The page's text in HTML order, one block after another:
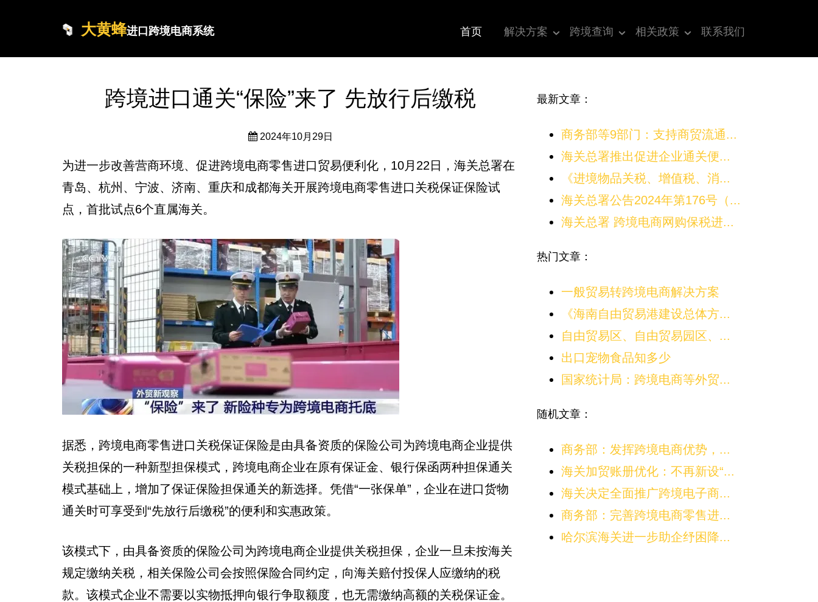
大黄蜂进口跨境电商系统 首页 解决方案 跨境查询 相关政策 联系我们
跨境进口通关“保险”来了 先放行后缴税
2024年10月29日
为进一步改善营商环境、促进跨境电商零售进口贸易便利化，10月22日，海关总署在
青岛、杭州、宁波、济南、重庆和成都海关开展跨境电商零售进口关税保证保险试
点，首批试点6个直属海关。
据悉，跨境电商零售进口关税保证保险是由具备资质的保险公司为跨境电商企业提供
关税担保的一种新型担保模式，跨境电商企业在原有保证金、银行保函两种担保通关
模式基础上，增加了保证保险担保通关的新选择。凭借“一张保单”，企业在进口货物
通关时可享受到“先放行后缴税”的便利和实惠政策。
该模式下，由具备资质的保险公司为跨境电商企业提供关税担保，企业一旦未按海关
规定缴纳关税，相关保险公司会按照保险合同约定，向海关赔付投保人应缴纳的税
款。该模式企业不需要以实物抵押向银行争取额度，也无需缴纳高额的关税保证金。
最新文章：
商务部等9部门：支持商贸流通...
海关总署推出促进企业通关便...
《进境物品关税、增值税、消...
海关总署公告2024年第176号（...
海关总署 跨境电商网购保税进...
热门文章：
一般贸易转跨境电商解决方案
《海南自由贸易港建设总体方...
自由贸易区、自由贸易园区、...
出口宠物食品知多少
国家统计局：跨境电商等外贸...
随机文章：
商务部：发挥跨境电商优势，...
海关加贸账册优化：不再新设“...
海关决定全面推广跨境电子商...
商务部：完善跨境电商零售进...
哈尔滨海关进一步助企纾困降...